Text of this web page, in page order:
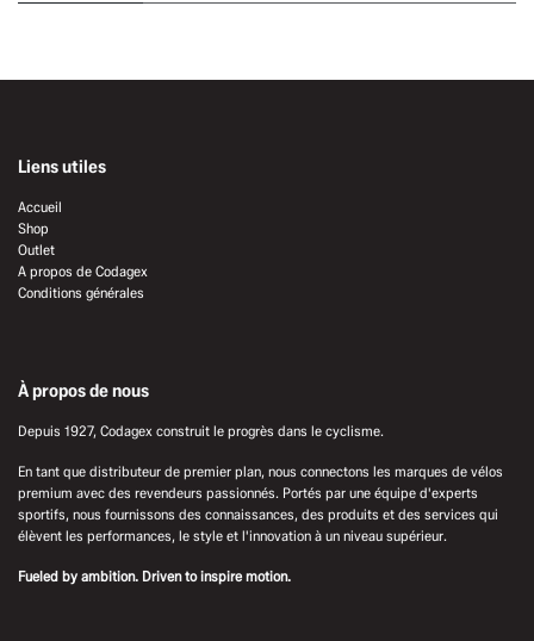
Liens utiles
Accueil
Shop
Outlet
A propos de Codagex
Conditions générales
À propos de nous
Depuis 1927, Codagex construit le progrès dans le cyclisme.
En tant que distributeur de premier plan, nous connectons les marques de vélos
premium avec des revendeurs passionnés. Portés par une équipe d'experts
sportifs, nous fournissons des connaissances, des produits et des services qui
élèvent les performances, le style et l'innovation à un niveau supérieur.
Fueled by ambition. Driven to inspire motion.